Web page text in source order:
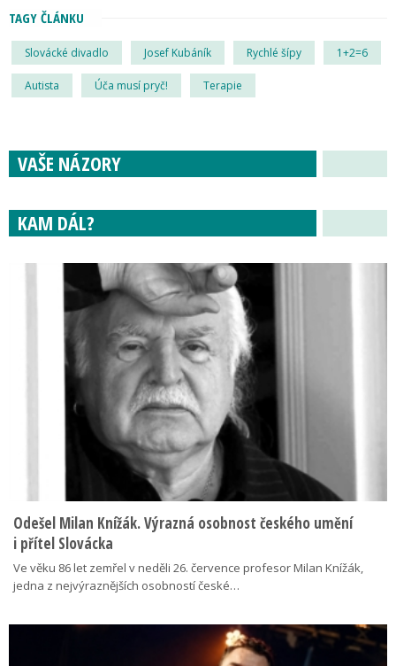
TAGY ČLÁNKU
Slovácké divadlo Josef Kubáník Rychlé šípy 1+2=6
Autista Úča musí pryč! Terapie
VAŠE NÁZORY
KAM DÁL?
Odešel Milan Knížák. Výrazná osobnost českého umění
i přítel Slovácka
Ve věku 86 let zemřel v neděli 26. července profesor Milan Knížák,
jedna z nejvýraznějších osobností české…